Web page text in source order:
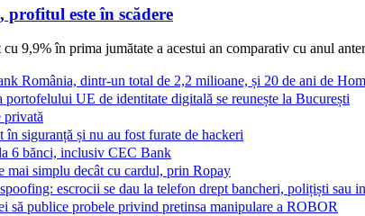
profitul este în scădere
9,9% în prima jumătate a acestui an comparativ cu anul
România, dintr-un total de 2,2 milioane, și 20 de ani de
portofelului UE de identitate digitală se reunește la București
privată
siguranță și nu au fost furate de hackeri
6 bănci, inclusiv CEC Bank
mai simplu decât cu cardul, prin Ropay
escrocii se dau la telefon drept bancheri, polițiști sau
să publice probele privind pretinsa manipulare a ROBOR